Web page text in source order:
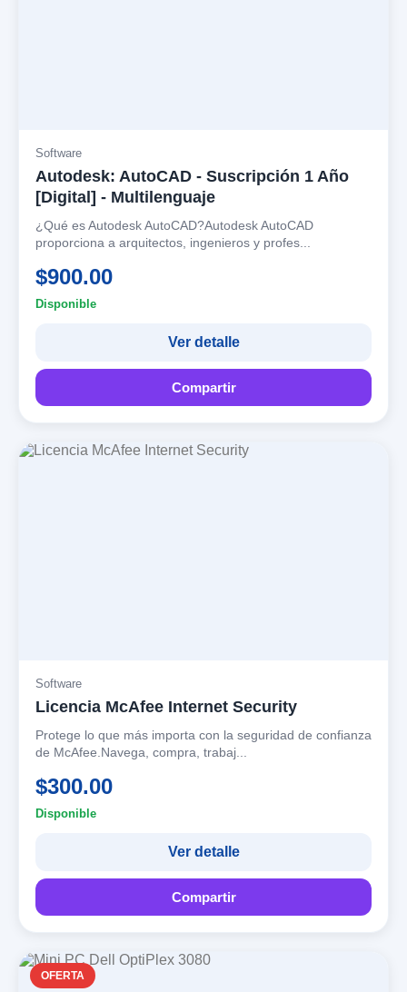
Software
Autodesk: AutoCAD - Suscripción 1 Año
[Digital] - Multilenguaje
¿Qué es Autodesk AutoCAD?Autodesk AutoCAD
proporciona a arquitectos, ingenieros y profes...
$900.00
Disponible
Ver detalle
Compartir
Software
Licencia McAfee Internet Security
Protege lo que más importa con la seguridad de confianza
de McAfee.Navega, compra, trabaj...
$300.00
Disponible
Ver detalle
Compartir
OFERTA